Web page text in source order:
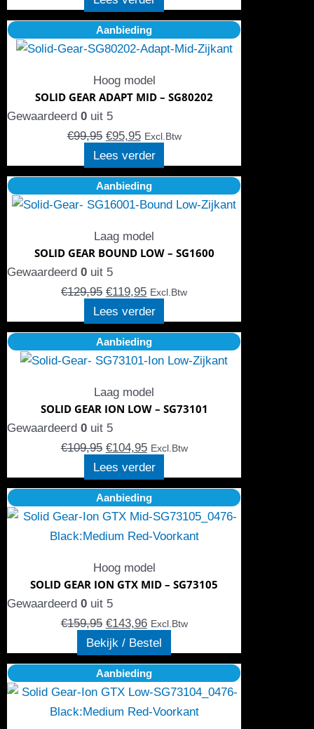
Aanbieding
Hoog model
SOLID GEAR ADAPT MID – SG80202
Gewaardeerd 0 uit 5
€99,95
Oorspronkelijke
prijs
€99,95.
€95,95
Huidige
prijs
€95,95.
Excl.Btw
Lees verder
Aanbieding
Laag model
SOLID GEAR BOUND LOW – SG1600
Gewaardeerd 0 uit 5
€129,95
Oorspronkelijke
prijs
€129,95.
€119,95
Huidige
prijs
€119,95.
Excl.Btw
Lees verder
Aanbieding
Laag model
SOLID GEAR ION LOW – SG73101
Gewaardeerd 0 uit 5
€109,95
Oorspronkelijke
prijs
€109,95.
€104,95
Huidige
prijs
€104,95.
Excl.Btw
Lees verder
Aanbieding
Hoog model
SOLID GEAR ION GTX MID – SG73105
Gewaardeerd 0 uit 5
€159,95
Oorspronkelijke
prijs
was:
€143,96
Huidige
prijs
is:
Excl.Btw
Bekijk / Bestel
Dit
product
heeft
variaties.
kan
gekozen
worden
op
de
Aanbieding
Oorspronkelijke
prijs
was:
Huidige
prijs
is:
Dit
product
heeft